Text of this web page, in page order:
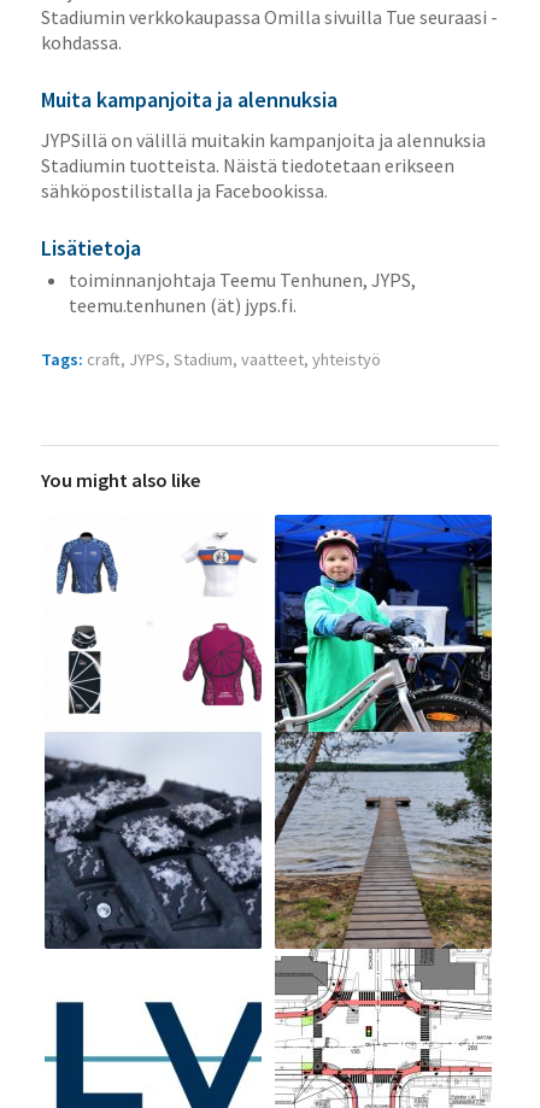
Stadiumin verkkokaupassa Omilla sivuilla Tue seuraasi -
kohdassa.
Muita kampanjoita ja alennuksia
JYPSillä on välillä muitakin kampanjoita ja alennuksia
Stadiumin tuotteista. Näistä tiedotetaan erikseen
sähköpostilistalla ja Facebookissa.
Lisätietoja
toiminnanjohtaja Teemu Tenhunen, JYPS,
teemu.tenhunen (ät) jyps.fi.
Tags: craft, JYPS, Stadium, vaatteet, yhteistyö
You might also like